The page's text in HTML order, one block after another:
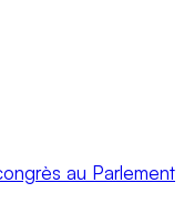
au Parlement